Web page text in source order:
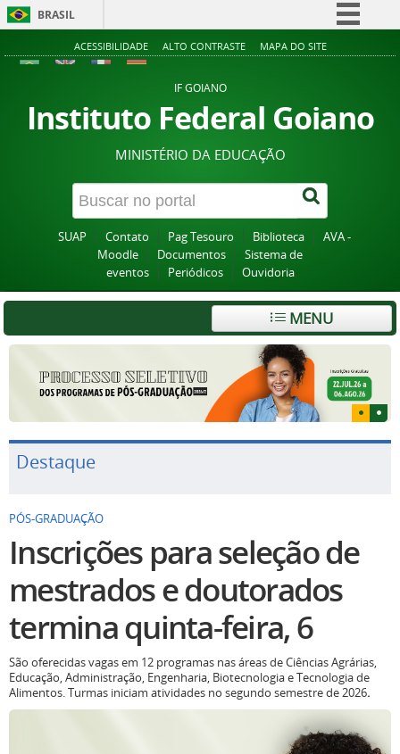
BRASIL
Simplifique!
Acesso à informação
Legislação
Canais
ACESSIBILIDADE ALTO CONTRASTE MAPA DO SITE
IF GOIANO
Instituto Federal Goiano
MINISTÉRIO DA EDUCAÇÃO
SUAP Contato Pag Tesouro Biblioteca
AVA -
Moodle
Documentos
Sistema de
eventos
Periódicos Ouvidoria
MENU
Destaque
PÓS-GRADUAÇÃO
Inscrições para seleção de
mestrados e doutorados
termina quinta-feira, 6
São oferecidas vagas em 12 programas nas áreas de Ciências Agrárias,
Educação, Administração, Engenharia, Biotecnologia e Tecnologia de
Alimentos. Turmas iniciam atividades no segundo semestre de 2026.